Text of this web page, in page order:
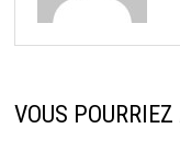
VOUS